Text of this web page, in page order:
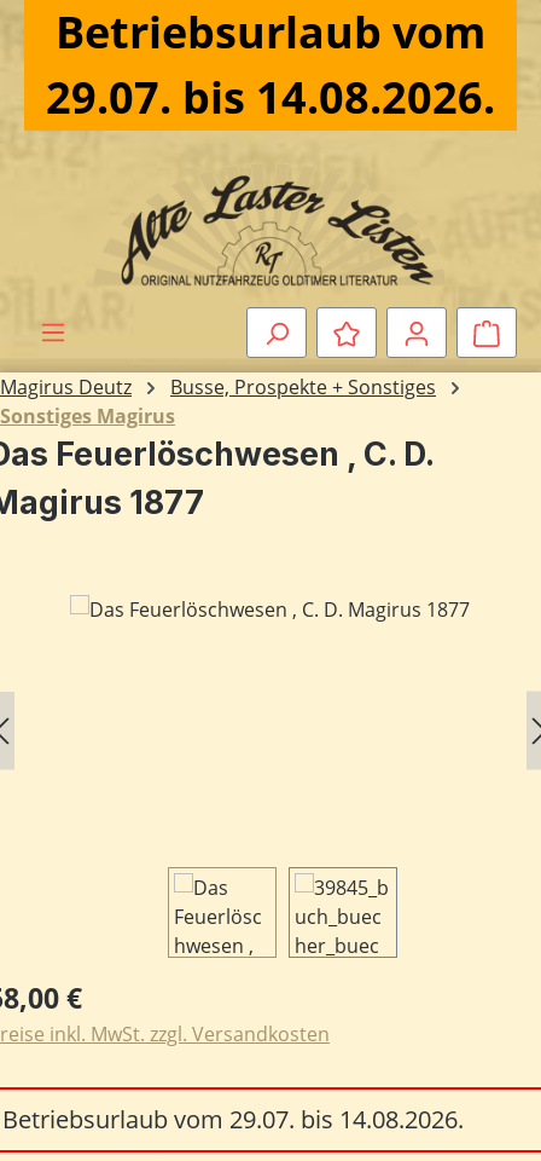
Zum Hauptinhalt springen
Betriebsurlaub vom
29.07. bis 14.08.2026.
Magirus Deutz
Busse, Prospekte + Sonstiges
Sonstiges Magirus
Feuerlöschwesen , C. D.
1877
überspringen
Preis:
€
inkl. MwSt. zzgl. Versandkosten
Betriebsurlaub vom 29.07. bis 14.08.2026.